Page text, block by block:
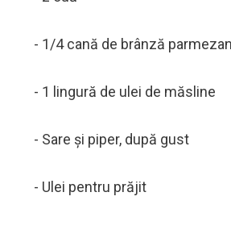
- 1/4 cană de brânză
- 1 lingură de ulei de măsline
- Sare și piper, după gust
- Ulei pentru prăjit